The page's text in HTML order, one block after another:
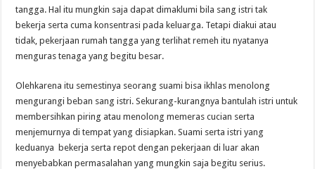
tangga. Hal itu mungkin saja dapat dimaklumi bila sang istri tak
bekerja serta cuma konsentrasi pada keluarga. Tetapi diakui atau
tidak, pekerjaan rumah tangga yang terlihat remeh itu nyatanya
menguras tenaga yang begitu besar.
Olehkarena itu semestinya seorang suami bisa ikhlas menolong
mengurangi beban sang istri. Sekurang-kurangnya bantulah istri untuk
membersihkan piring atau menolong memeras cucian serta
menjemurnya di tempat yang disiapkan. Suami serta istri yang
keduanya bekerja serta repot dengan pekerjaan di luar akan
menyebabkan permasalahan yang mungkin saja begitu serius.